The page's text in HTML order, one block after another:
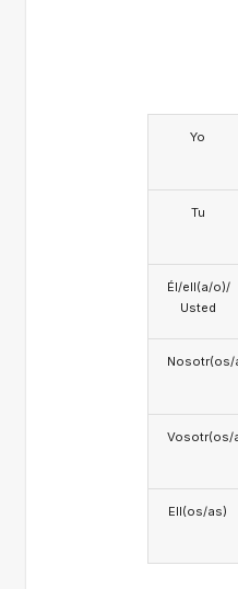
Yo
Tu
Él/ell(a/o)/
Usted
Nosotr(os/
Vosotr(os/
Ell(os/as)